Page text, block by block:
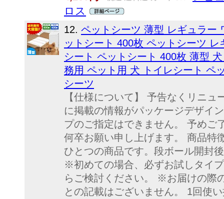
ロス
12. ペットシーツ 薄型 レギュラー
ットシート 400枚 ペットシーツ
シート ペットシート 400枚 薄型
務用 ペット用 犬 トイレシート ペ
シーツ
【仕様について】 予告なくリニ
に掲載の情報がパッケージデザイ
プのご指定はできません。 予めご
何卒お願い申し上げます。 商品
ひとつの商品です。段ボール開封
※初めての場合、必ずお試しタイ
らご検討ください。 ※お届けの際
との記載はございません。 1回使